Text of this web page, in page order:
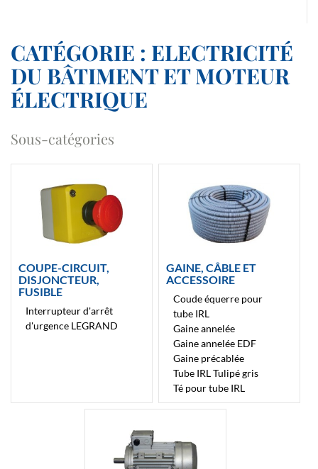
CATÉGORIE : ELECTRICITÉ
DU BÂTIMENT ET MOTEUR
ÉLECTRIQUE
Sous-catégories
COUPE-CIRCUIT,
DISJONCTEUR,
FUSIBLE
Interrupteur d'arrêt
d'urgence LEGRAND
GAINE, CÂBLE ET
ACCESSOIRE
Coude équerre pour
tube IRL
Gaine annelée
Gaine annelée EDF
Gaine précablée
Tube IRL Tulipé gris
Té pour tube IRL